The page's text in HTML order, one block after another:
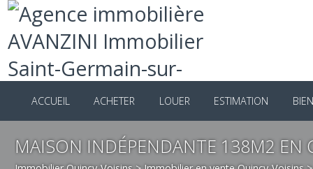
ACCUEIL ACHETER LOUER ESTIMATION
MAISON INDÉPENDANTE 138M2